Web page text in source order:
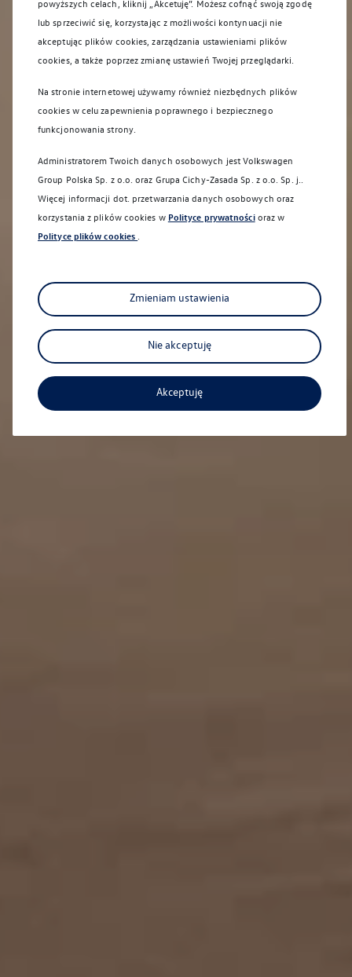
powyższych celach, kliknij „Akcetuję”. Możesz cofnąć swoją zgodę
lub sprzeciwić się, korzystając z możliwości kontynuacji nie
akceptując plików cookies, zarządzania ustawieniami plików
cookies, a także poprzez zmianę ustawień Twojej przeglądarki.
Na stronie internetowej używamy również niezbędnych plików
cookies w celu zapewnienia poprawnego i bezpiecznego
funkcjonowania strony.
Administratorem Twoich danych osobowych jest Volkswagen
Group Polska Sp. z o.o. oraz Grupa Cichy-Zasada Sp. z o.o. Sp. j..
Więcej informacji dot. przetwarzania danych osobowych oraz
korzystania z plików cookies w Polityce prywatnościoraz w
Polityce plików cookies .
Zmieniam ustawienia
Nie akceptuję
Akceptuję